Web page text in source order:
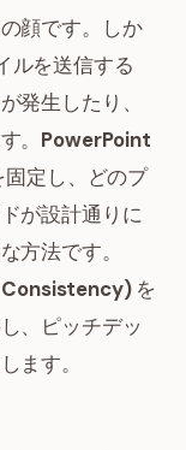
顔です。しか
ルを送信する
発生したり、
。 PowerPoint
定し、どのプ
が設計通りに
方法です。
Consistency)を
、ピッチデッ
ます。